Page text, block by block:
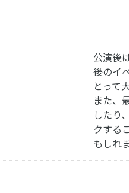
公演後
後のイ
とって
また、
したり
クする
もしれ